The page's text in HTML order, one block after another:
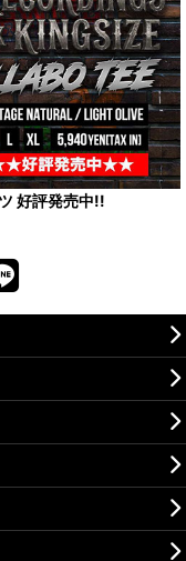
好評発売中!!